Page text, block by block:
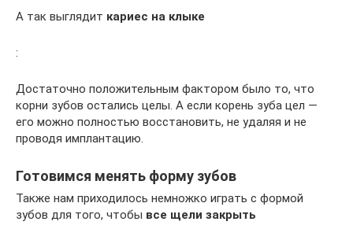
А так выглядит кариес на клыке
:
Достаточно положительным фактором было то, что
корни зубов остались целы. А если корень зуба цел —
его можно полностью восстановить, не удаляя и не
проводя имплантацию.
Готовимся менять форму зубов
Также нам приходилось немножко играть с формой
зубов для того, чтобы все щели закрыть